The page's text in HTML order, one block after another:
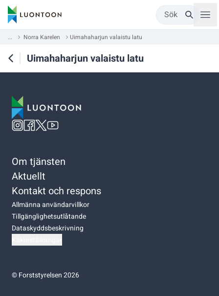
Sök
... Norra Karelen Uimahaharjun valaistu latu
Uimahaharjun valaistu latu
Om tjänsten
Aktuellt
Kontakt och respons
Allmänna användarvillkor
Tillgänglighetsutlåtande
Dataskyddsbeskrivning
©Forststyrelsen 2026